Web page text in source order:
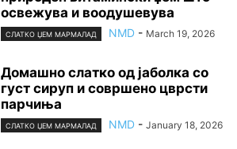
освежува и воодушевува
СЛАТКО ЏЕМ МАРМАЛАД NMD - March 19, 2026
Домашно слатко од јаболка со
густ сируп и совршено цврсти
парчиња
СЛАТКО ЏЕМ МАРМАЛАД NMD - January 18, 2026